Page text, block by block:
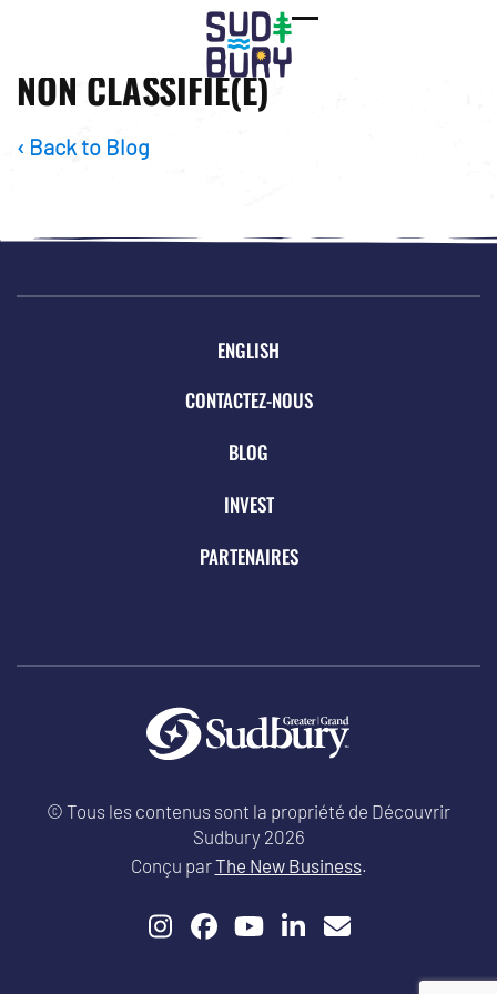
Open
Close
NON CLASSIFIÉ(E)
‹ Back to Blog
ENGLISH
CONTACTEZ-NOUS
BLOG
INVEST
PARTENAIRES
© Tous les contenus sont la propriété de Découvrir
Sudbury 2026
Conçu parThe New Business.
Instagram
Facebook
YouTube
LinkedIn
Email